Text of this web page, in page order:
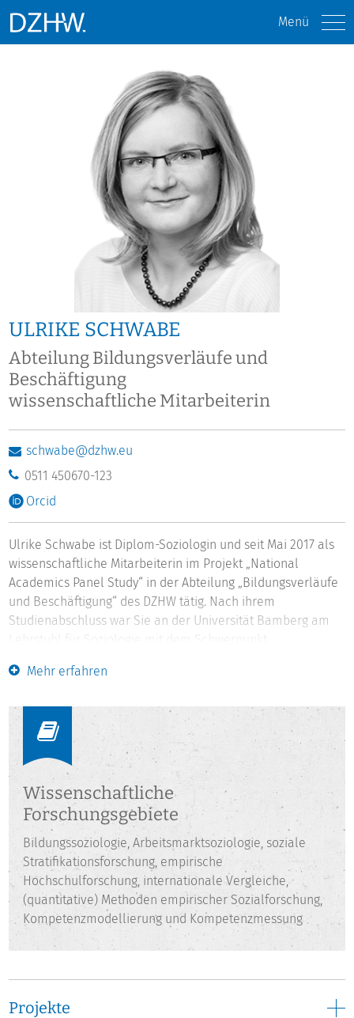
Menü
ULRIKE SCHWABE
Abteilung Bildungsverläufe und
Beschäftigung
wissenschaftliche Mitarbeiterin
schwabe@dzhw.eu
0511 450670-123
Orcid
Ulrike Schwabe ist Diplom-Soziologin und seit Mai 2017 als
wissenschaftliche Mitarbeiterin im Projekt „National
Academics Panel Study“ in der Abteilung „Bildungsverläufe
und Beschäftigung“ des DZHW tätig. Nach ihrem
Studienabschluss war Sie an der Universität Bamberg am
Kassel an der Professur für Methoden der empirischen
Centre for Higher Education Research“ der Universität
Kassel in der BMBF-Nachwuchsforschungsgruppe
„Kompetenzorientierte Prüfung kommunikativer
Fähigkeiten“ an der Entwicklung eines performanzbasierten
Testinstruments zur direkten Erfassung von
kommunikativen Handlungsfähigkeiten mitgewirkt.
Mehr erfahren
Wissenschaftliche
Forschungsgebiete
Bildungssoziologie, Arbeitsmarktsoziologie, soziale
Stratifikationsforschung, empirische
Hochschulforschung, internationale Vergleiche,
(quantitative) Methoden empirischer Sozialforschung,
Kompetenzmodellierung und Kompetenzmessung
Projekte